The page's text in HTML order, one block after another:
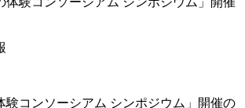
験コンソーシアム シンポジウム」開催の